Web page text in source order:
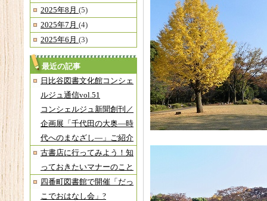
2025年8月 (5)
2025年7月 (4)
2025年6月 (3)
最近の記事
日比谷図書文化館コンシェ
ルジュ通信vol.51
コンシェルジュ新聞創刊／
企画展「千代田の大奥―時
代へのまなざし―」ご紹介
古書店に行ってみよう！知
っておきたいマナーのこと
四番町図書館で開催「だっ
こでおはなし会」?